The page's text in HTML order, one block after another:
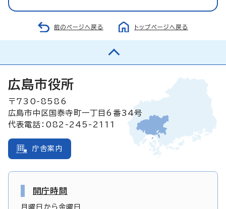
前のページへ戻る トップページへ戻る
広島市役所
〒730-8586
広島市中区国泰寺町一丁目6番34号
代表電話：082-245-2111
庁舎案内
開庁時間
月曜日から金曜日